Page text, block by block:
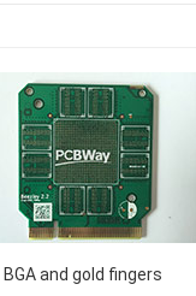
BGA and gold fingers